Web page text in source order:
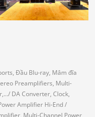
Đầu Blu-ray, Mâm đĩa
Preamplifiers, Multi-
/ DA Converter, Clock,
Amplifier Hi-End/